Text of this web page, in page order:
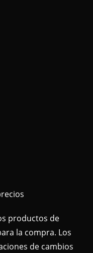
productos de
la compra. Los
de cambios